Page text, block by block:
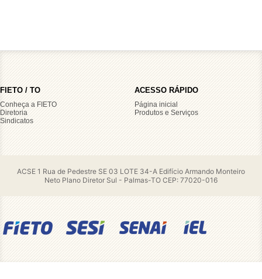
FIETO / TO
Conheça a FIETO
Diretoria
Sindicatos
ACESSO RÁPIDO
Página inicial
Produtos e Serviços
ACSE 1 Rua de Pedestre SE 03 LOTE 34-A Edifício Armando Monteiro
Neto Plano Diretor Sul - Palmas-TO CEP: 77020-016